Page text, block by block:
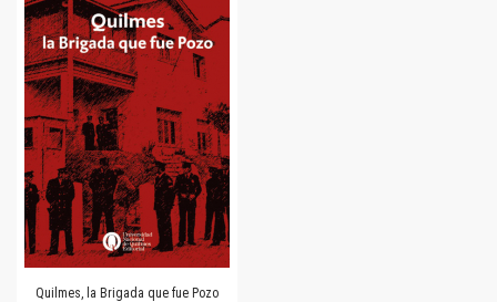
Quilmes, la Brigada que fue Pozo